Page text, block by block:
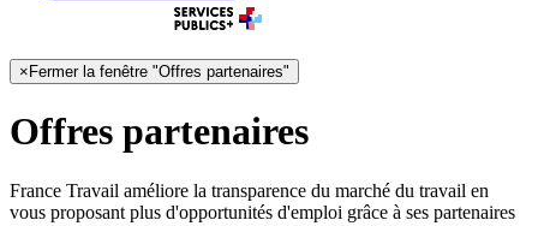
×Fermer la fenêtre "Offres partenaires"
Offres partenaires
France Travail améliore la transparence du marché du travail en
vous proposant plus d'opportunités d'emploi grâce à ses partenaires